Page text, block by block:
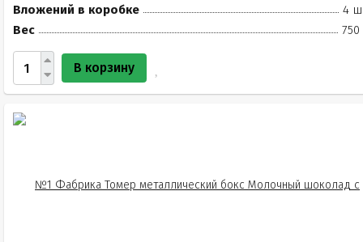
Вложений в коробке
4
Вес
750
В корзину